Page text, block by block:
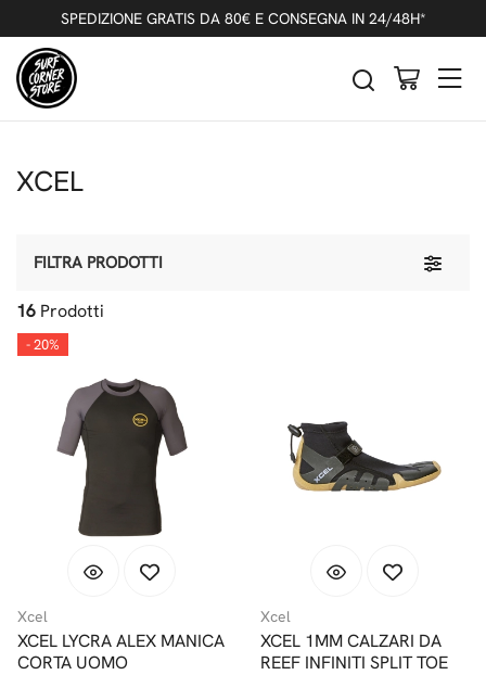
SPEDIZIONE GRATIS DA 80€ E CONSEGNA IN 24/48H*
XCEL
Toggle
FILTRA PRODOTTI
16 Prodotti
- 20%
Xcel
XCEL LYCRA ALEX MANICA
CORTA UOMO
Xcel
XCEL 1MM CALZARI DA
REEF INFINITI SPLIT TOE